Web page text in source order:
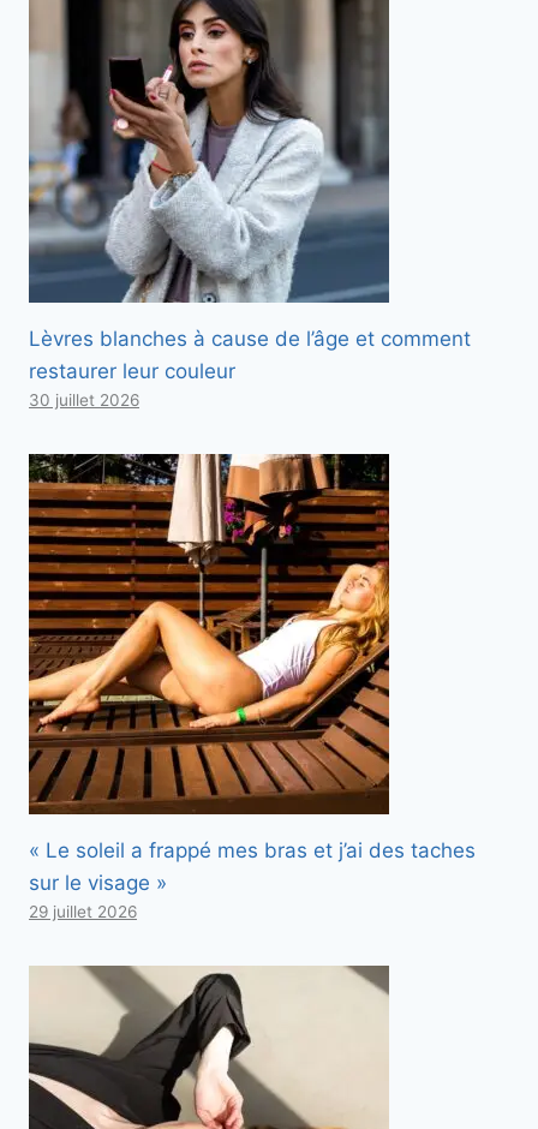
Lèvres blanches à cause de l’âge et comment
restaurer leur couleur
30 juillet 2026
« Le soleil a frappé mes bras et j’ai des taches
sur le visage »
29 juillet 2026